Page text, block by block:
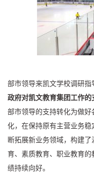
部市领导来凯文学校调研指
政府对凯文教育集团工作的
部市领导的支持转化为做
化，在保持原有主营业务
断拓展新业务领域，构建
育、素质教育、职业教育
绩持续向好。